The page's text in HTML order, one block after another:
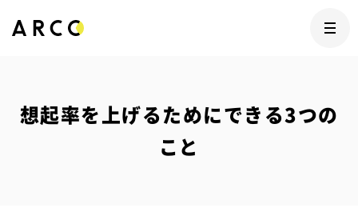
想起率を上げるためにできる3つの
こと